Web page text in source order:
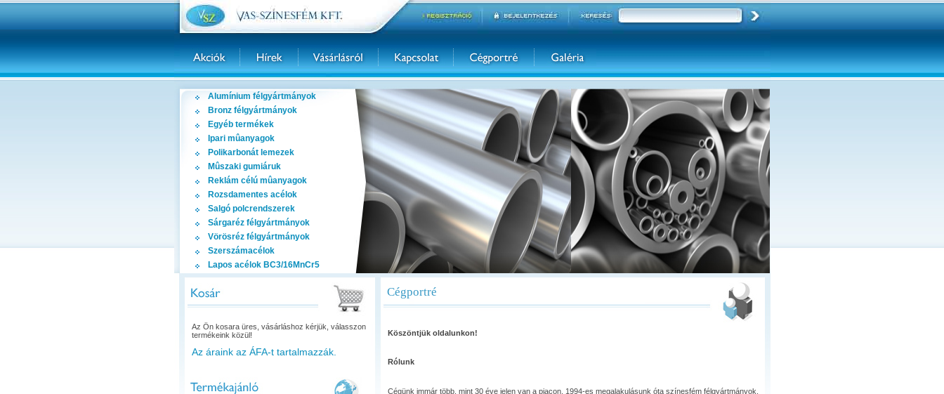
Alumínium félgyártmányok
Bronz félgyártmányok
Egyéb termékek
Ipari mûanyagok
Polikarbonát lemezek
Mûszaki gumiáruk
Reklám célú mûanyagok
Rozsdamentes acélok
Salgó polcrendszerek
Sárgaréz félgyártmányok
Vörösréz félgyártmányok
Szerszámacélok
Lapos acélok BC3/16MnCr5
Az Ön kosara üres, vásárláshoz kérjük, válasszon
termékeink közül!
Az áraink az ÁFA-t tartalmazzák.
Cégportré
Köszöntjük oldalunkon!
Rólunk
Cégünk immár több, mint 30 éve jelen van a piacon, 1994-es megalakulásunk óta színesfém félgyártmányok,